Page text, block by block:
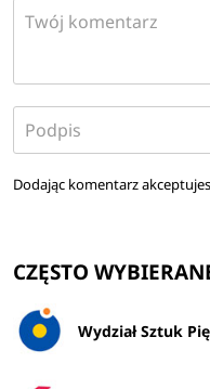
Dodając komentarz
CZĘSTO
Wydział Sztuk